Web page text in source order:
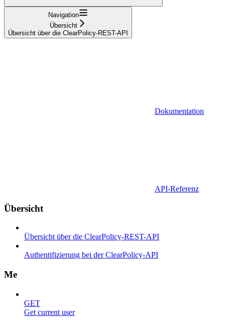
Navigation
Übersicht
Übersicht über die ClearPolicy-REST-API
Dokumentation
API-Referenz
Übersicht
Übersicht über die ClearPolicy-REST-API
Authentifizierung bei der ClearPolicy-API
Me
GET
Get current user